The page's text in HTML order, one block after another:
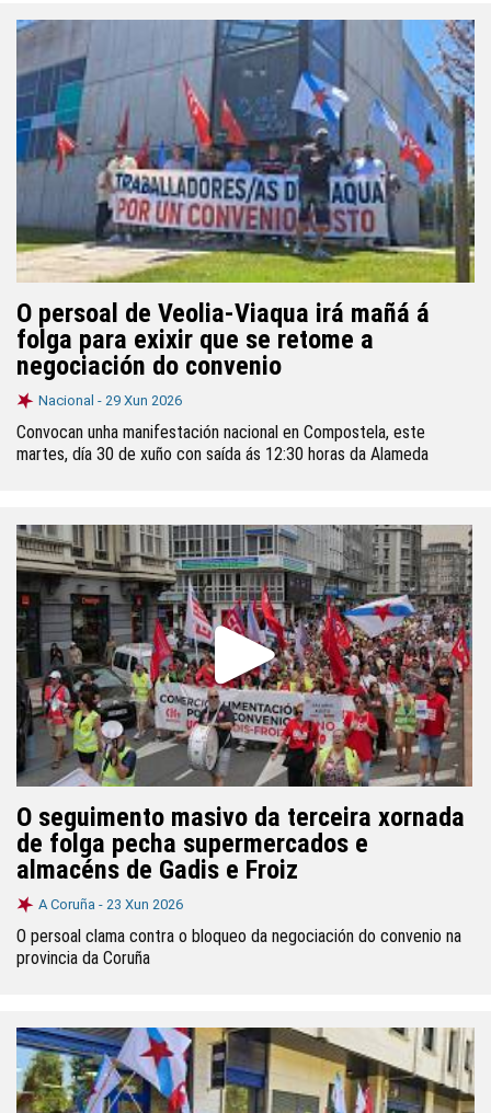
O persoal de Veolia-Viaqua irá mañá á
folga para exixir que se retome a
negociación do convenio
Nacional - 29 Xun 2026
Convocan unha manifestación nacional en Compostela, este
martes, día 30 de xuño con saída ás 12:30 horas da Alameda
O seguimento masivo da terceira xornada
de folga pecha supermercados e
almacéns de Gadis e Froiz
A Coruña - 23 Xun 2026
O persoal clama contra o bloqueo da negociación do convenio na
provincia da Coruña